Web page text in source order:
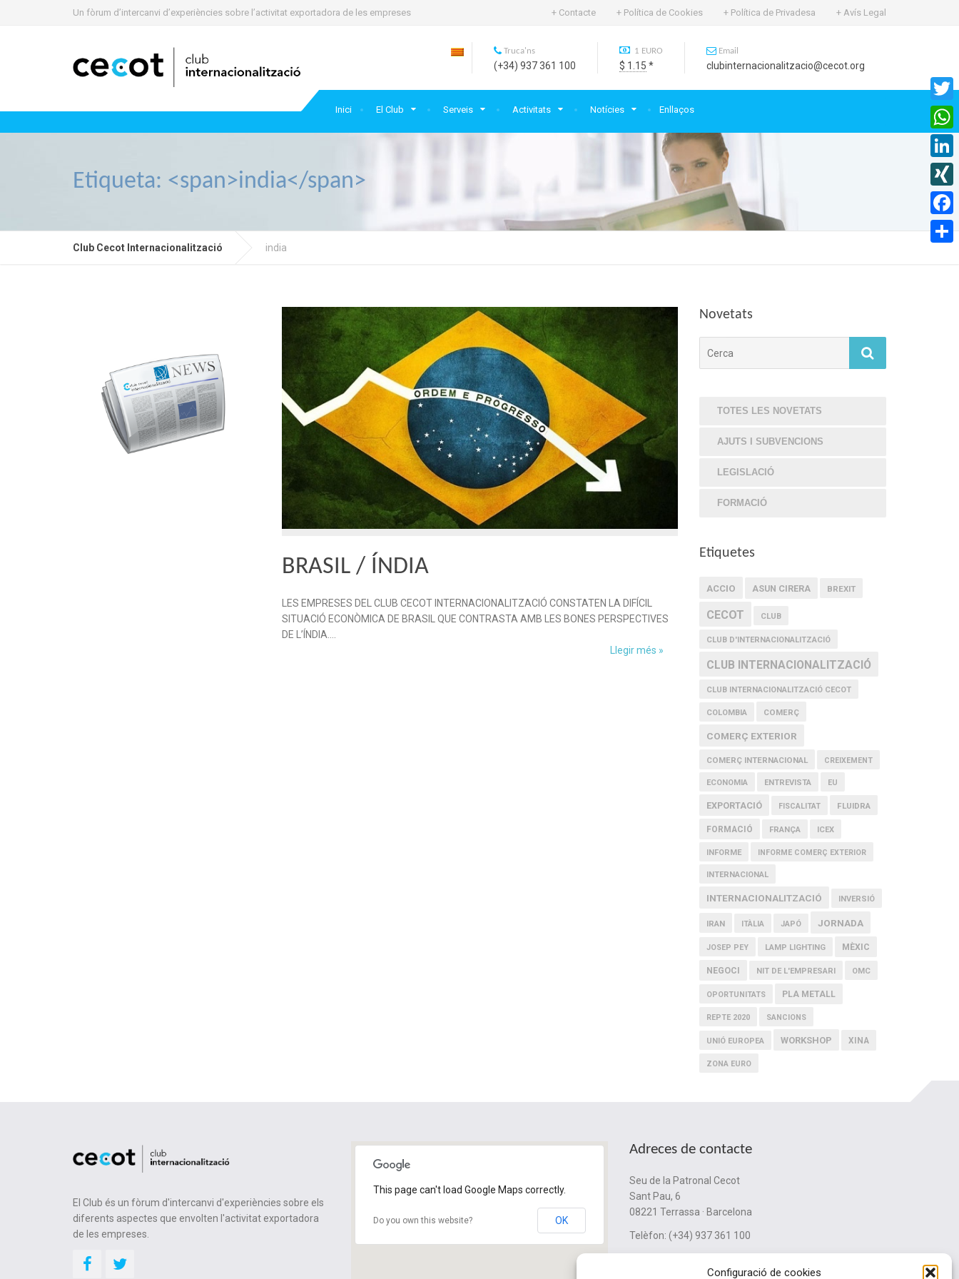
Configuració de cookies
Un fòrum d’intercanvi d’experiències sobre l’activitat exportadora de les empreses + Contacte + Política de Cookies + Política de Privadesa + Avís Legal
Inici El Club Serveis Activitats Notícies Enllaços
Truca'ns
(+34) 937 361 100
1 EURO
$ 1.15 *
Email
clubinternacionalitzacio@cecot.org
Etiqueta: <span>india</span>
Club Cecot Internacionalització india
BRASIL / ÍNDIA
LES EMPRESES DEL CLUB CECOT INTERNACIONALITZACIÓ CONSTATEN LA DIFÍCIL
SITUACIÓ ECONÒMICA DE BRASIL QUE CONTRASTA AMB LES BONES PERSPECTIVES
DE L’ÍNDIA….
Llegir més »
Novetats
TOTES LES NOVETATS
AJUTS I SUBVENCIONS
LEGISLACIÓ
FORMACIÓ
Etiquetes
ACCIO ASUN CIRERA BREXIT
CECOT CLUB
CLUB D'INTERNACIONALITZACIÓ
CLUB INTERNACIONALITZACIÓ
CLUB INTERNACIONALITZACIÓ CECOT
COLOMBIA COMERÇ
COMERÇ EXTERIOR
COMERÇ INTERNACIONAL CREIXEMENT
ECONOMIA ENTREVISTA EU
EXPORTACIÓ FISCALITAT FLUIDRA
FORMACIÓ FRANÇA ICEX
INFORME INFORME COMERÇ EXTERIOR
INTERNACIONAL
INTERNACIONALITZACIÓ INVERSIÓ
IRAN ITÀLIA JAPÓ JORNADA
JOSEP PEY LAMP LIGHTING MÈXIC
NEGOCI NIT DE L'EMPRESARI OMC
OPORTUNITATS PLA METALL
REPTE 2020 SANCIONS
UNIÓ EUROPEA WORKSHOP XINA
ZONA EURO
El Club és un fòrum d'intercanvi d'experiències sobre els
diferents aspectes que envolten l'activitat exportadora
de les empreses.
This page can't load Google Maps correctly.
Do you own this website? OK
Adreces de contacte
Seu de la Patronal Cecot
Sant Pau, 6
08221 Terrassa · Barcelona
Telèfon: (+34) 937 361 100
XING